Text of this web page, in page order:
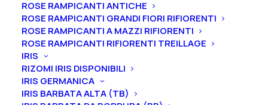
ROSE RAMPICANTI ANTICHE
ROSE RAMPICANTI GRANDI FIORI RIFIORENTI
ROSE RAMPICANTI A MAZZI RIFIORENTI
ROSE RAMPICANTI RIFIORENTI TREILLAGE
IRIS
RIZOMI IRIS DISPONIBILI
IRIS GERMANICA
IRIS BARBATA ALTA (TB)
48,00€
La Peonia suffruticosa “Jia ge jin zi” ha un fiore
stradoppio di 15 cm di colore rosa-lilla con petali lisci
che sfumano dal centro verso l’esterno da una
tonalità più chiara a una più scura, molto fragrante. Il